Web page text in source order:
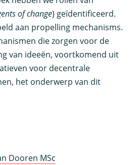
of change) geïdentificeerd.
aan propelling mechanisms.
die zorgen voor de
van ideeën, voortkomend uit
voor decentrale
het onderwerp van dit
Dooren MSc